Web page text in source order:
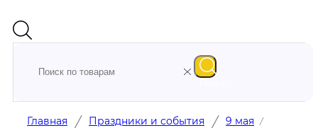
Главная / Праздники и события / 9 мая /